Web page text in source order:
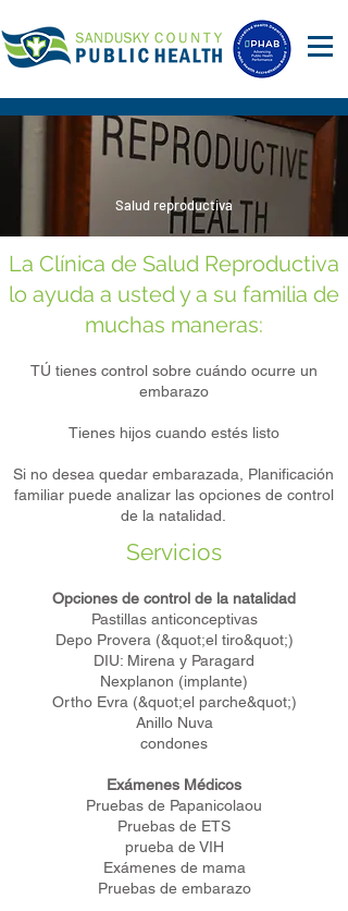
Salud reproductiva
La Clínica de Salud Reproductiva
lo ayuda a usted y a su familia de
muchas maneras:
TÚ tienes control sobre cuándo ocurre un
embarazo
Tienes hijos cuando estés listo
Si no desea quedar embarazada, Planificación
familiar puede analizar las opciones de control
de la natalidad.
Servicios
Opciones de control de la natalidad
Pastillas anticonceptivas
Depo Provera (&quot;el tiro&quot;)
DIU: Mirena y Paragard
Nexplanon (implante)
Ortho Evra (&quot;el parche&quot;)
Anillo Nuva
condones
Exámenes Médicos
Pruebas de Papanicolaou
Pruebas de ETS
prueba de VIH
Exámenes de mama
Pruebas de embarazo